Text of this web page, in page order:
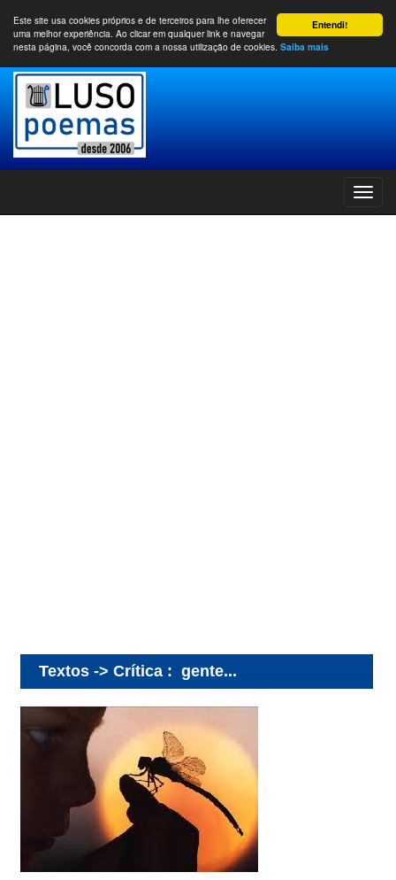
Entendi!
Este site usa cookies próprios e de terceiros para lhe oferecer
uma melhor experiência. Ao clicar em qualquer link e navegar
nesta página, você concorda com a nossa utilização de cookies. Saiba mais
Textos -> Crítica : gente...